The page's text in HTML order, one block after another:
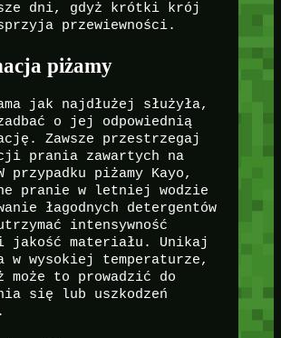
dni, gdyż krótki krój
przewiewności.
piżamy
jak najdłużej służyła,
o jej odpowiednią
Zawsze przestrzegaj
prania zawartych na
przypadku piżamy Kayo,
pranie w letniej wodzie
łagodnych detergentów
intensywność
jakość materiału. Unikaj
w wysokiej temperaturze,
może to prowadzić do
się lub uszkodzeń